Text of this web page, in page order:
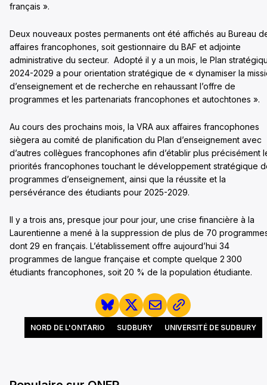
français ».
Deux nouveaux postes permanents ont été affichés au Bureau
affaires francophones, soit gestionnaire du BAF et adjointe
administrative du secteur. Adopté il y a un mois, le Plan
2024-2029 a pour orientation stratégique de « dynamiser la
d’enseignement et de recherche en rehaussant l’offre de
programmes et les partenariats francophones et autochtones ».
Au cours des prochains mois, la VRA aux affaires francophones
siègera au comité de planification du Plan d’enseignement avec
d’autres collègues francophones afin d’établir plus précisément
priorités francophones touchant le développement stratégique
programmes d’enseignement, ainsi que la réussite et la
persévérance des étudiants pour 2025-2029.
Il y a trois ans, presque jour pour jour, une crise financière à la
Laurentienne a mené à la suppression de plus de 70
dont 29 en français. L’établissement offre aujourd’hui 34
programmes de langue française et compte quelque 2 300
étudiants francophones, soit 20 % de la population étudiante.
NORD DE L'ONTARIO SUDBURY UNIVERSITÉ DE SUDBURY